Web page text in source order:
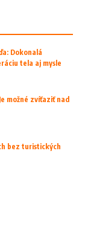
Dokonalá
tela aj mysle
možné zvíťaziť nad
bez turistických